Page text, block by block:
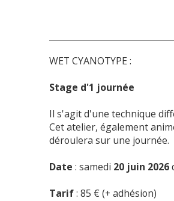
WET CYANOTYPE :
Stage d'1 journée
Il s'agit d'une technique
Cet atelier, également
déroulera sur une journée.
Date : samedi 20 juin 2026
Tarif: 85 € (+ adhésion)